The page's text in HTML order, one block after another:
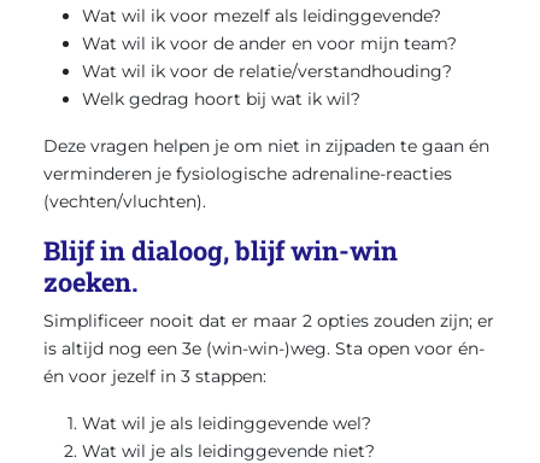
Wat wil ik voor mezelf als leidinggevende?
Wat wil ik voor de ander en voor mijn team?
Wat wil ik voor de relatie/verstandhouding?
Welk gedrag hoort bij wat ik wil?
Deze vragen helpen je om niet in zijpaden te gaan én
verminderen je fysiologische adrenaline-reacties
(vechten/vluchten).
Blijf in dialoog, blijf win-win
zoeken.
Simplificeer nooit dat er maar 2 opties zouden zijn; er
is altijd nog een 3e (win-win-)weg. Sta open voor én-
én voor jezelf in 3 stappen:
Wat wil je als leidinggevende wel?
Wat wil je als leidinggevende niet?